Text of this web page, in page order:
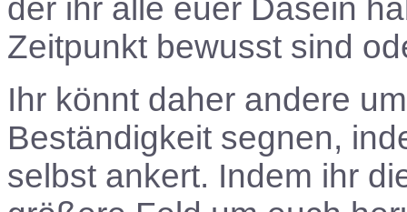
der ihr alle euer Dasein
Zeitpunkt bewusst sind
Ihr könnt daher andere
Beständigkeit segnen,
selbst ankert. Indem ihr